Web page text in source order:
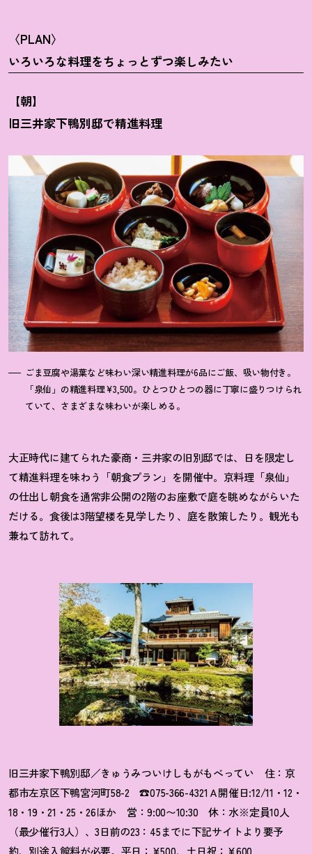
〈PLAN〉
いろいろな料理をちょっとずつ楽しみたい
【朝】
旧三井家下鴨別邸で精進料理
ごま豆腐や湯葉など味わい深い精進料理が6品にご飯、吸い物付き。
「泉仙」の精進料理¥3,500。ひとつひとつの器に丁寧に盛りつけられ
ていて、さまざまな味わいが楽しめる。
大正時代に建てられた豪商・三井家の旧別邸では、日を限定し
て精進料理を味わう「朝食プラン」を開催中。京料理「泉仙」
の仕出し朝食を通常非公開の2階のお座敷で庭を眺めながらいた
だける。食後は3階望楼を見学したり、庭を散策したり。観光も
兼ねて訪れて。
旧三井家下鴨別邸／きゅうみついけしもがもべってい 住： 京
都市左京区下鴨宮河町58-2 ☎075-366-4321Ａ開催日:12/11・12・
18・19・21・25・26ほか 営：9:00〜10:30 休：水※定員10人
（最少催行3人）、3日前の23：45までに下記サイトより要予